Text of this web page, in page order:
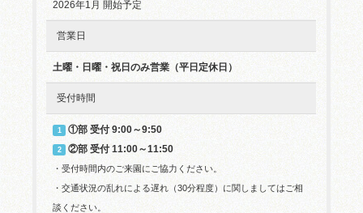
2026年1月 開始予定
営業日
土曜・日曜・祝日のみ営業（平日定休日）
受付時間
1 ①部 受付 9:00～9:50
2 ②部 受付 11:00～11:50
・受付時間内のご来園にご協力ください。
・交通状況の乱れによる遅れ（30分程度）に関しましてはご相
談ください。